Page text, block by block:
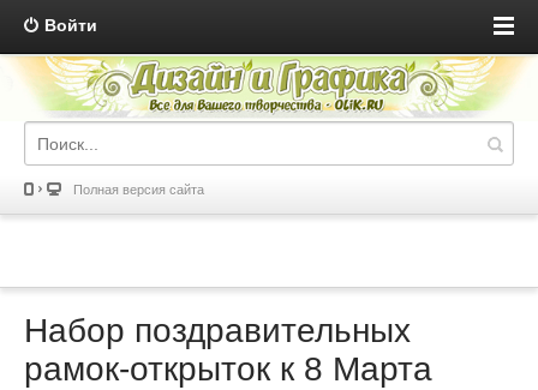
Войти
Полная версия сайта
Набор поздравительных
рамок-открыток к 8 Марта